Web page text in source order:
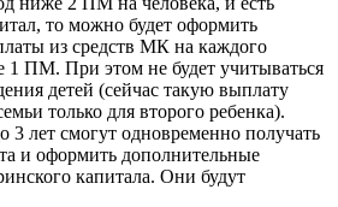
то можно будет оформить
из средств МК на каждого
1 ПМ. При этом не будет учитываться
детей (сейчас такую выплату
только для второго ребенка).
3 лет смогут одновременно получать
и оформить дополнительные
капитала. Они будут